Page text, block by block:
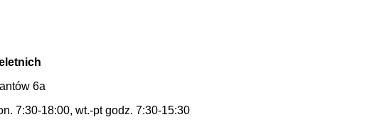
6a
7:30-18:00, wt.-pt godz. 7:30-15:30